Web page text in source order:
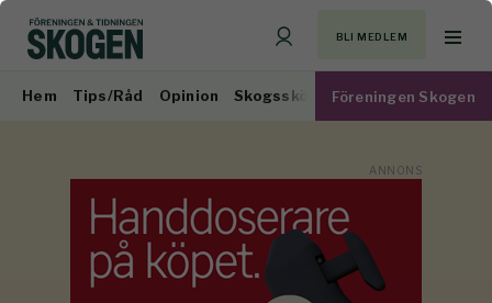
BLI MEDLEM
Hem Tips/Råd Opinion Skogsskötsel Virkesmarknad
Föreningen Skogen